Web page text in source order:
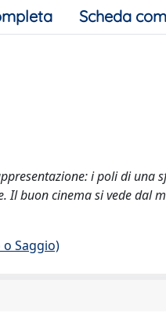
Scheda
i poli di una
Il buon cinema si vede dal
Saggio)